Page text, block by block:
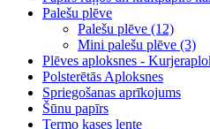
Palešu plēve
Palešu plēve (12)
Mini palešu plēve (3)
Plēves aploksnes -
Polsterētās Aploksnes
Spriegošanas aprīkojums
Šūnu papīrs
Termo kases lente